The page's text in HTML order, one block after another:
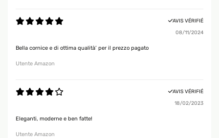
AVIS VÉRIFIÉ
08/11/2024
Bella cornice e di ottima qualità’ per il prezzo pagato
Utente Amazon
AVIS VÉRIFIÉ
18/02/2023
Eleganti, moderne e ben fatte!
Utente Amazon